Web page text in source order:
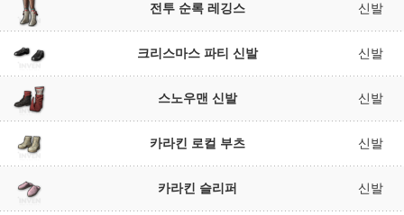
전투 순록 레깅스 신발
크리스마스 파티 신발 신발
스노우맨 신발 신발
카라킨 로컬 부츠 신발
카라킨 슬리퍼 신발